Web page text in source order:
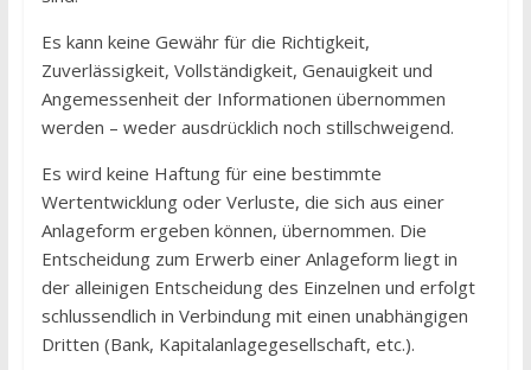
Es kann keine Gewähr für die Richtigkeit,
Zuverlässigkeit, Vollständigkeit, Genauigkeit und
Angemessenheit der Informationen übernommen
werden – weder ausdrücklich noch stillschweigend.
Es wird keine Haftung für eine bestimmte
Wertentwicklung oder Verluste, die sich aus einer
Anlageform ergeben können, übernommen. Die
Entscheidung zum Erwerb einer Anlageform liegt in
der alleinigen Entscheidung des Einzelnen und erfolgt
schlussendlich in Verbindung mit einen unabhängigen
Dritten (Bank, Kapitalanlagegesellschaft, etc.).